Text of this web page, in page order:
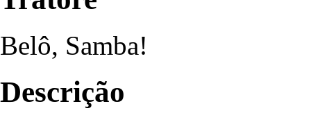
Belô, Samba!
Descrição